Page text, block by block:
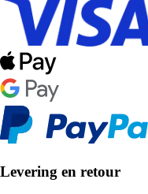
Levering en retour